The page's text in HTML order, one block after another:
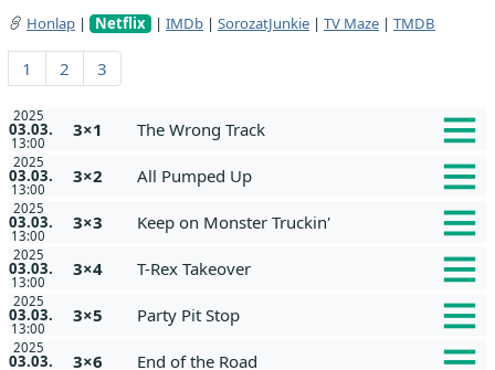
Honlap | Netflix | IMDb | SorozatJunkie | TV Maze | TMDB
1 2 3
2025
03.03.
13:00
3×1 The Wrong Track
2025
03.03.
13:00
3×2 All Pumped Up
2025
03.03.
13:00
3×3 Keep on Monster Truckin'
2025
03.03.
13:00
3×4 T-Rex Takeover
2025
03.03.
13:00
3×5 Party Pit Stop
2025
03.03. 3×6 End of the Road